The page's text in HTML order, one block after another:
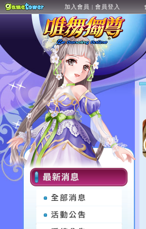
加入會員 | 會員登入